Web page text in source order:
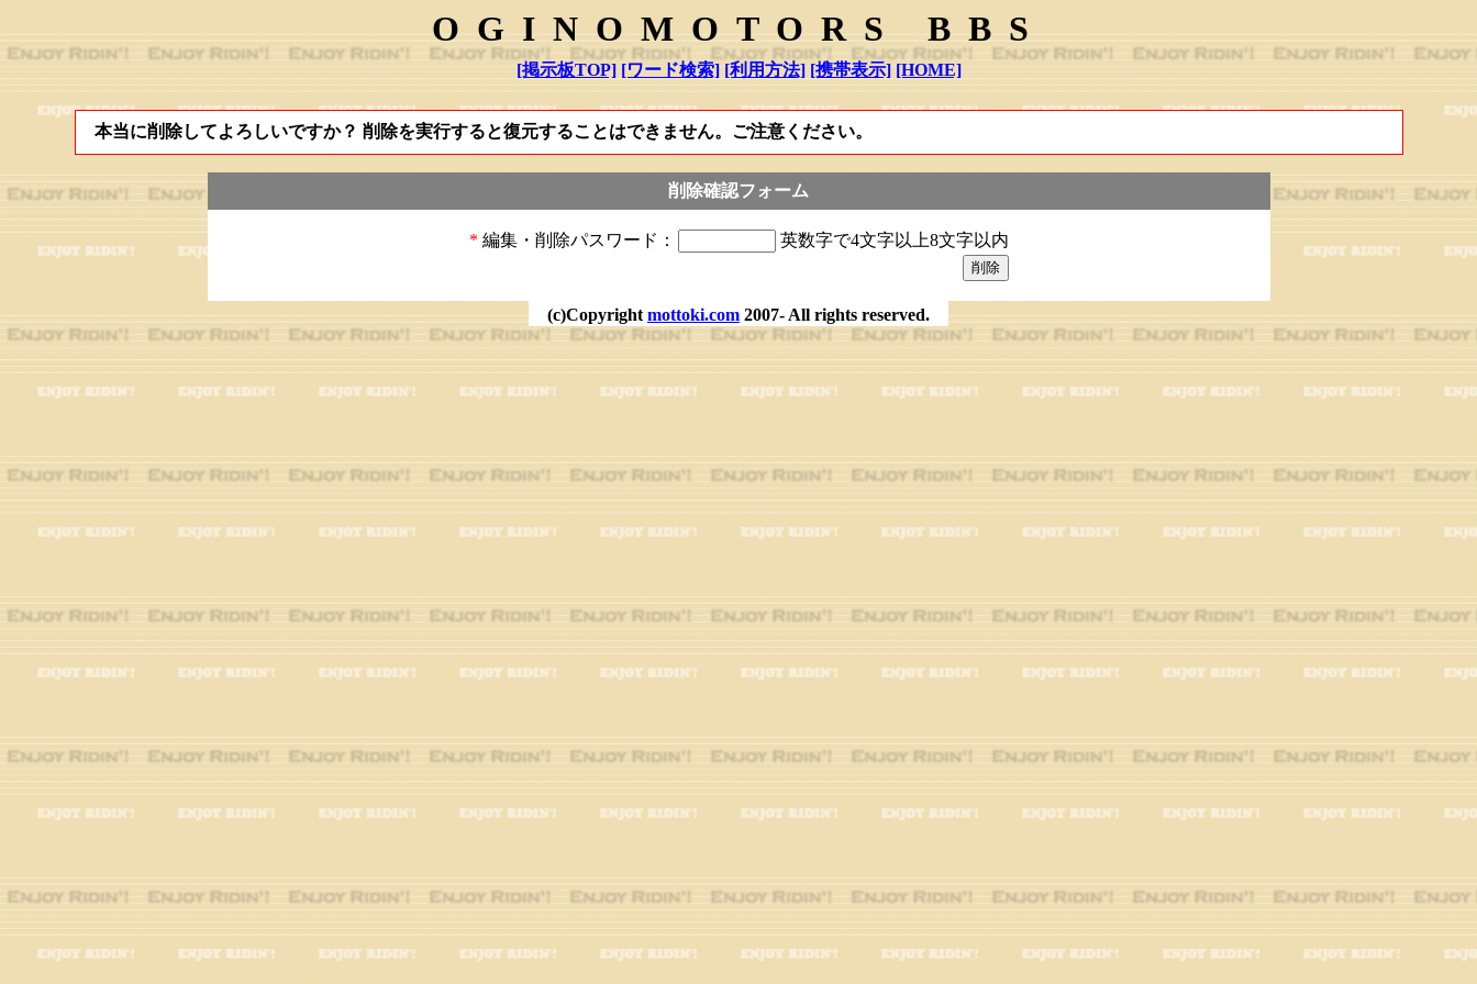
OGINOMOTORS BBS
[掲示板TOP] [ワード検索] [利用方法] [携帯表示] [HOME]
本当に削除してよろしいですか？ 削除を実行すると復元することはできません。ご注意ください。
削除確認フォーム
* 編集・削除パスワード： 英数字で4文字以上8文字以内
(c)Copyright mottoki.com 2007- All rights reserved.